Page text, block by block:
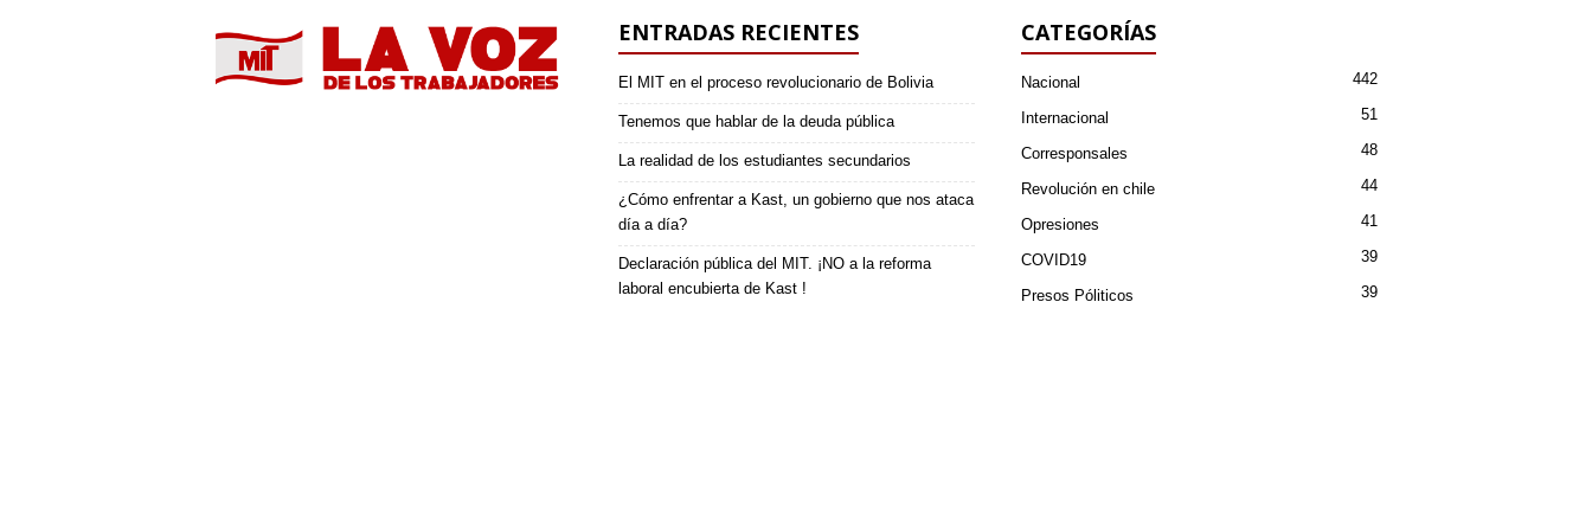
ENTRADAS RECIENTES
El MIT en el proceso revolucionario de Bolivia
Tenemos que hablar de la deuda pública
La realidad de los estudiantes secundarios
¿Cómo enfrentar a Kast, un gobierno que nos ataca
día a día?
Declaración pública del MIT. ¡NO a la reforma
laboral encubierta de Kast !
CATEGORÍAS
Nacional 442
Internacional 51
Corresponsales 48
Revolución en chile 44
Opresiones 41
COVID19 39
Presos Póliticos 39